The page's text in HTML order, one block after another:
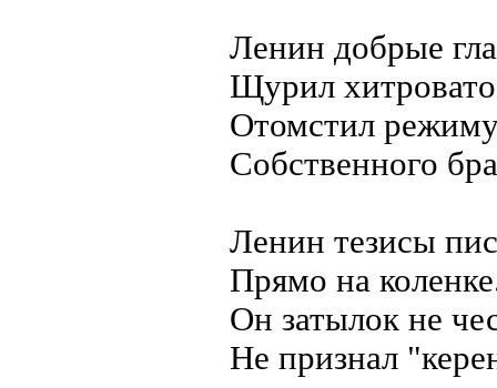
Ленин добрые
Щурил
Отомстил
Собственного
Ленин тезисы
Прямо на
Он затылок не
Не признал